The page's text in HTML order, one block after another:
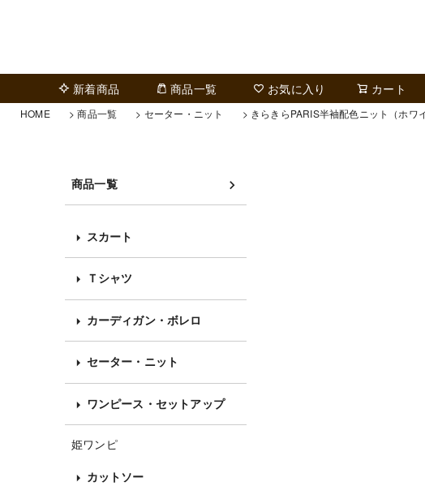
新着商品 商品一覧 お気に入り カート
HOME 商品一覧 セーター・ニット きらきらPARIS半袖配色ニット（ホワ
商品一覧
スカート
Ｔシャツ
カーディガン・ボレロ
セーター・ニット
ワンピース・セットアップ
姫ワンピ
カットソー